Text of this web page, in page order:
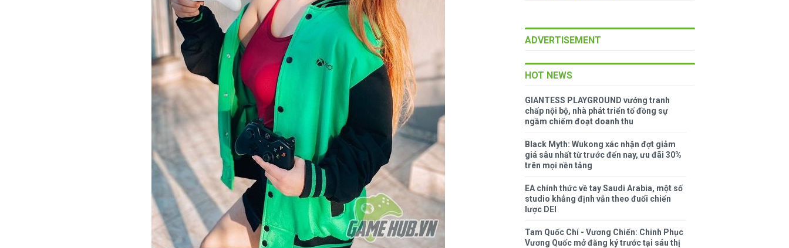
ADVERTISEMENT
HOT NEWS
GIANTESS PLAYGROUND vướng tranh
chấp nội bộ, nhà phát triển tố đồng sự
ngầm chiếm đoạt doanh thu
Black Myth: Wukong xác nhận đợt giảm
giá sâu nhất từ trước đến nay, ưu đãi 30%
trên mọi nền tảng
EA chính thức về tay Saudi Arabia, một số
studio khẳng định vẫn theo đuổi chiến
lược DEI
Tam Quốc Chí - Vương Chiến: Chinh Phục
Vương Quốc mở đăng ký trước tại sáu thị